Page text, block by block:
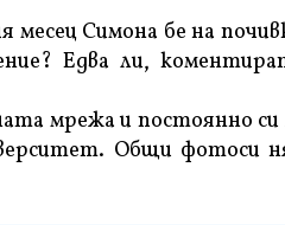
месец Симона бе на
Едва ли,
мрежа и постоянно
Общи фотоси